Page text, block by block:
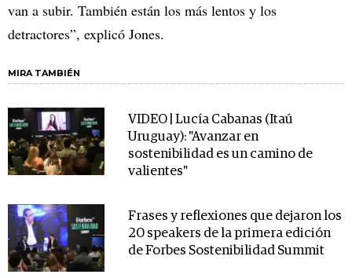
van a subir. También están los más lentos y los
detractores”, explicó Jones.
MIRA TAMBIÉN
VIDEO | Lucía Cabanas (Itaú
Uruguay): "Avanzar en
sostenibilidad es un camino de
valientes"
Frases y reflexiones que dejaron los
20 speakers de la primera edición
de Forbes Sostenibilidad Summit